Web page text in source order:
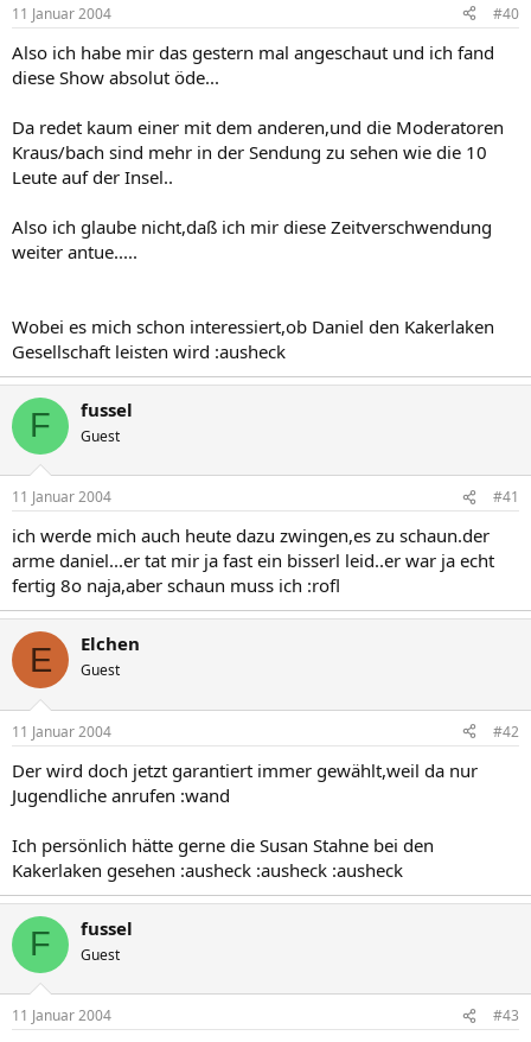
11 Januar 2004 #40
Also ich habe mir das gestern mal angeschaut und ich fand
diese Show absolut öde...
Da redet kaum einer mit dem anderen,und die Moderatoren
Kraus/bach sind mehr in der Sendung zu sehen wie die 10
Leute auf der Insel..
Also ich glaube nicht,daß ich mir diese Zeitverschwendung
weiter antue.....
Wobei es mich schon interessiert,ob Daniel den Kakerlaken
Gesellschaft leisten wird :ausheck
F fussel
Guest
11 Januar 2004 #41
ich werde mich auch heute dazu zwingen,es zu schaun.der
arme daniel...er tat mir ja fast ein bisserl leid..er war ja echt
fertig 8o naja,aber schaun muss ich :rofl
E Elchen
Guest
11 Januar 2004 #42
Der wird doch jetzt garantiert immer gewählt,weil da nur
Jugendliche anrufen :wand
Ich persönlich hätte gerne die Susan Stahne bei den
Kakerlaken gesehen :ausheck :ausheck :ausheck
F fussel
Guest
11 Januar 2004 #43